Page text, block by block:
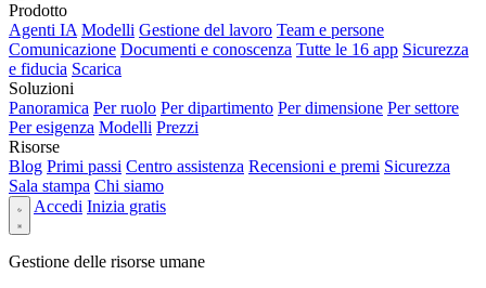
Prodotto
Agenti IA Modelli Gestione del lavoro Team e persone
Comunicazione Documenti e conoscenza Tutte le 16 app Sicurezza
e fiducia Scarica
Soluzioni
Panoramica Per ruolo Per dipartimento Per dimensione Per settore
Per esigenza Modelli Prezzi
Risorse
Blog Primi passi Centro assistenza Recensioni e premi Sicurezza
Sala stampa Chi siamo
Accedi Inizia gratis
Gestione delle risorse umane